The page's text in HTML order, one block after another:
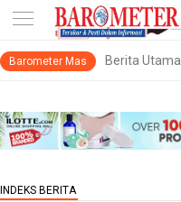
-->
Barometer Mas Berita Utama